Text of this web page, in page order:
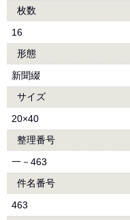
枚数
16
形態
新聞綴
サイズ
20×40
整理番号
一－463
件名番号
463